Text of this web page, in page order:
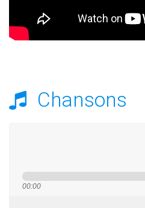
Chansons
00:00